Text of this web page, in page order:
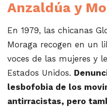
Anzaldúa y
En 1979, las chicanas
Moraga recogen en un
voces de las mujeres y
Estados Unidos.
lesbofobia de los
antirracistas, pero